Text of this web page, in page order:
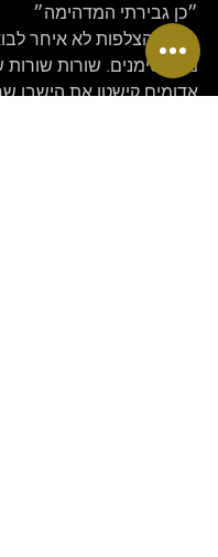
״כן גבירתי המדהימה״
סשן ההצלפות לא איחר
מלא סימנים. שורות
אדומים קישטו את הישבן